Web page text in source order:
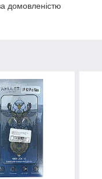
домовленістю